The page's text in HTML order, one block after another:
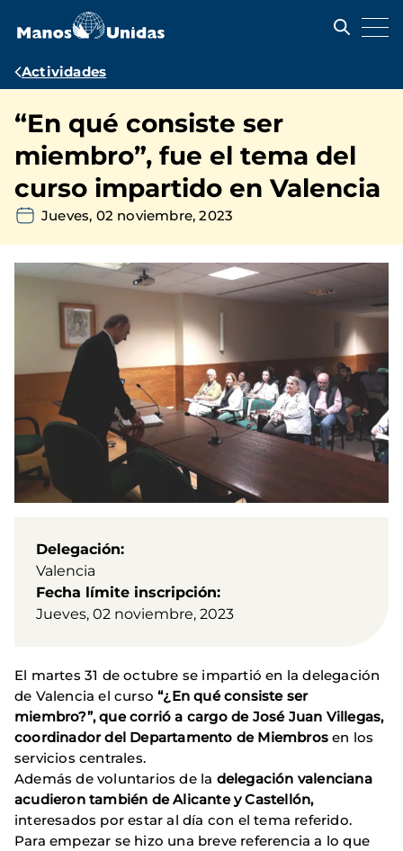
contenido
Ruta
navegación
Actividades
“En qué consiste ser
miembro”, fue el tema del
curso impartido en Valencia
Jueves, 02 noviembre, 2023
Delegación
Valencia
Fecha límite inscripción
Jueves, 02 noviembre, 2023
El martes 31 de octubre se impartió en la delegación
de Valencia el curso“¿En qué consiste ser
miembro?”, que corrió a cargo de José Juan Villegas,
coordinador del Departamento de Miembros en los
servicios centrales.
Además de voluntarios de la delegación valenciana
acudieron también de Alicante y Castellón,
interesados por estar al día con el tema referido.
Para empezar se hizo una breve referencia a lo que